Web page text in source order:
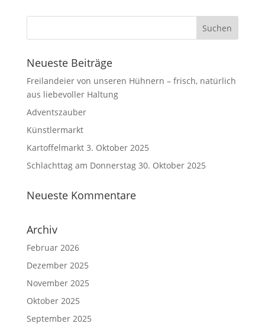
Neueste Beiträge
Freilandeier von unseren Hühnern – frisch, natürlich
aus liebevoller Haltung
Adventszauber
Künstlermarkt
Kartoffelmarkt 3. Oktober 2025
Schlachttag am Donnerstag 30. Oktober 2025
Neueste Kommentare
Archiv
Februar 2026
Dezember 2025
November 2025
Oktober 2025
September 2025